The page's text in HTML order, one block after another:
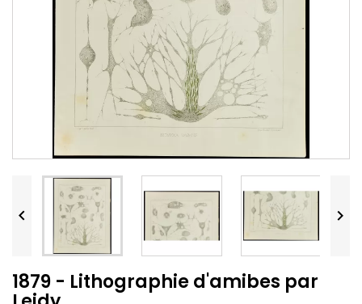
 
1879 - Lithographie d'amibes par